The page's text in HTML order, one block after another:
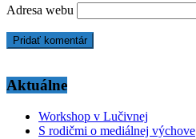
Adresa webu
Aktuálne
Workshop v Lučivnej
S rodičmi o mediálnej výchove